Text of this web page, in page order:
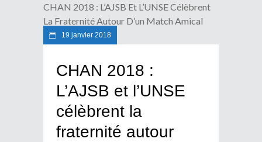
CHAN 2018 : L’AJSB Et L’UNSE Célèbrent
La Fraternité Autour D’un Match Amical
19 janvier 2018
CHAN 2018 :
L’AJSB et l’UNSE
célèbrent la
fraternité autour